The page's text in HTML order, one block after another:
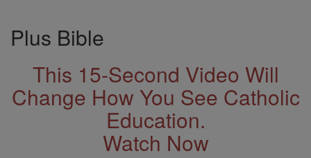
Plus Bible
This 15-Second Video Will
Change How You See Catholic
Education.
Watch Now